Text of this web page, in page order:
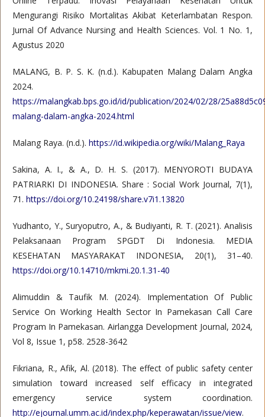
Mengurangi Risiko Mortalitas Akibat Keterlambatan Respon.
Jurnal Of Advance Nursing and Health Sciences. Vol. 1 No. 1,
Agustus 2020
MALANG, B. P. S. K. (n.d.). Kabupaten Malang Dalam Angka
2024.
https://malangkab.bps.go.id/id/publication/2024/02/28/
malang-dalam-angka-2024.html
Malang Raya. (n.d.). https://id.wikipedia.org/wiki/Malang_Raya
Sakina, A. I., & A., D. H. S. (2017). MENYOROTI BUDAYA
PATRIARKI DI INDONESIA. Share : Social Work Journal, 7(1),
71. https://doi.org/10.24198/share.v7i1.13820
Yudhanto, Y., Suryoputro, A., & Budiyanti, R. T. (2021). Analisis
Pelaksanaan Program SPGDT Di Indonesia. MEDIA
KESEHATAN MASYARAKAT INDONESIA, 20(1), 31–40.
https://doi.org/10.14710/mkmi.20.1.31-40
Alimuddin & Taufik M. (2024). Implementation Of Public
Service On Working Health Sector In Pamekasan Call Care
Program In Pamekasan. Airlangga Development Journal, 2024,
Vol 8, Issue 1, p58. 2528-3642
Fikriana, R., Afik, Al. (2018). The effect of public safety center
simulation toward increased self efficacy in integrated
emergency service system coordination.
http://ejournal.umm.ac.id/index.php/keperawatan/issue/view.